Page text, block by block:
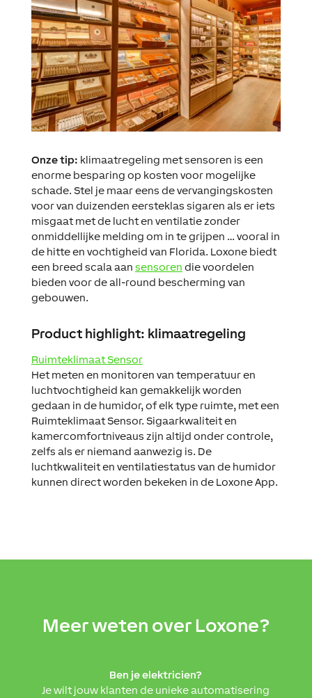
Onze tip: klimaatregeling met sensoren is een
enorme besparing op kosten voor mogelijke
schade. Stel je maar eens de vervangingskosten
voor van duizenden eersteklas sigaren als er iets
misgaat met de lucht en ventilatie zonder
onmiddellijke melding om in te grijpen … vooral in
de hitte en vochtigheid van Florida. Loxone biedt
een breed scala aan sensoren die voordelen
bieden voor de all-round bescherming van
gebouwen.
Product highlight: klimaatregeling
Ruimteklimaat Sensor
Het meten en monitoren van temperatuur en
luchtvochtigheid kan gemakkelijk worden
gedaan in de humidor, of elk type ruimte, met een
Ruimteklimaat Sensor. Sigaarkwaliteit en
kamercomfortniveaus zijn altijd onder controle,
zelfs als er niemand aanwezig is. De
luchtkwaliteit en ventilatiestatus van de humidor
kunnen direct worden bekeken in de Loxone App.
Meer weten over Loxone?
Ben je elektricien?
Je wilt jouw klanten de unieke automatisering